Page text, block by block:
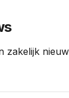
zakelijk